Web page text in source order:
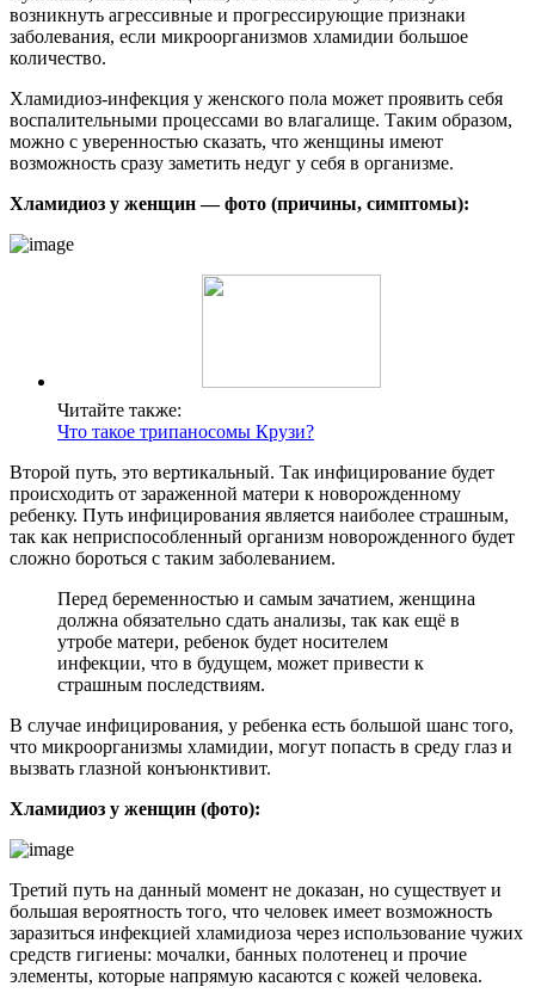
возникнуть агрессивные и прогрессирующие признаки
заболевания, если микроорганизмов хламидии большое
количество.
Хламидиоз-инфекция у женского пола может проявить себя
воспалительными процессами во влагалище. Таким образом,
можно с уверенностью сказать, что женщины имеют
возможность сразу заметить недуг у себя в организме.
Хламидиоз у женщин — фото (причины, симптомы):
Читайте также:
Что такое трипаносомы Крузи?
Второй путь, это вертикальный. Так инфицирование будет
происходить от зараженной матери к новорожденному
ребенку. Путь инфицирования является наиболее страшным,
так как неприспособленный организм новорожденного будет
сложно бороться с таким заболеванием.
Перед беременностью и самым зачатием, женщина
должна обязательно сдать анализы, так как ещё в
утробе матери, ребенок будет носителем
инфекции, что в будущем, может привести к
страшным последствиям.
В случае инфицирования, у ребенка есть большой шанс того,
что микроорганизмы хламидии, могут попасть в среду глаз и
вызвать глазной конъюнктивит.
Хламидиоз у женщин (фото):
Третий путь на данный момент не доказан, но существует и
большая вероятность того, что человек имеет возможность
заразиться инфекцией хламидиоза через использование чужих
средств гигиены: мочалки, банных полотенец и прочие
элементы, которые напрямую касаются с кожей человека.